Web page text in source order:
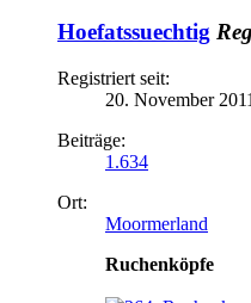
Hoefatssuechtig
Registriert seit:
20. November 2011
Beiträge:
1.634
Ort:
Moormerland
Ruchenköpfe